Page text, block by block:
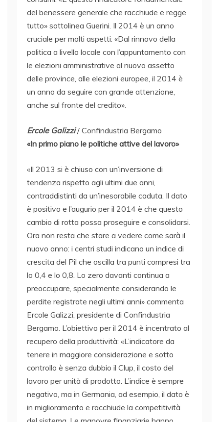
del benessere generale che racchiude e regge
tutto» sottolinea Guerini. Il 2014 è un anno
cruciale per molti aspetti: «Dal rinnovo della
politica a livello locale con l’appuntamento con
le elezioni amministrative al nuovo assetto
delle province, alle elezioni europee, il 2014 è
un anno da seguire con grande attenzione,
anche sul fronte del credito».
Ercole Galizzi/ Confindustria Bergamo
«In primo piano le politiche attive del lavoro»
«Il 2013 si è chiuso con un’inversione di
tendenza rispetto agli ultimi due anni,
contraddistinti da un’inesorabile caduta. Il dato
è positivo e l’augurio per il 2014 è che questo
cambio di rotta possa proseguire e consolidarsi.
Ora non resta che stare a vedere come sarà il
nuovo anno: i centri studi indicano un indice di
crescita del Pil che oscilla tra punti compresi tra
lo 0,4 e lo 0,8. Lo zero davanti continua a
preoccupare, specialmente considerando le
perdite registrate negli ultimi anni» commenta
Ercole Galizzi, presidente di Confindustria
Bergamo. L’obiettivo per il 2014 è incentrato al
recupero della produttività: «L’indicatore da
tenere in maggiore considerazione e sotto
controllo è senza dubbio il Clup, il costo del
lavoro per unità di prodotto. L’indice è sempre
negativo, ma in Germania, ad esempio, il dato è
in miglioramento e racchiude la competitività